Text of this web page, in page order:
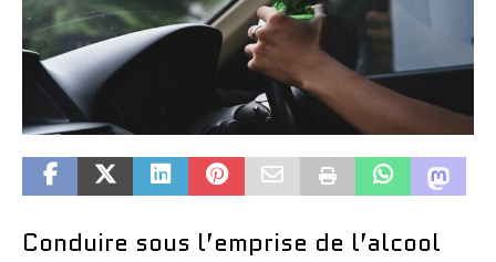
Conduire sous l’emprise de l’alcool